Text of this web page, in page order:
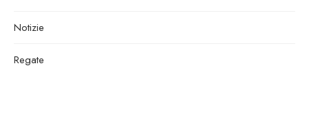
Notizie
Regate